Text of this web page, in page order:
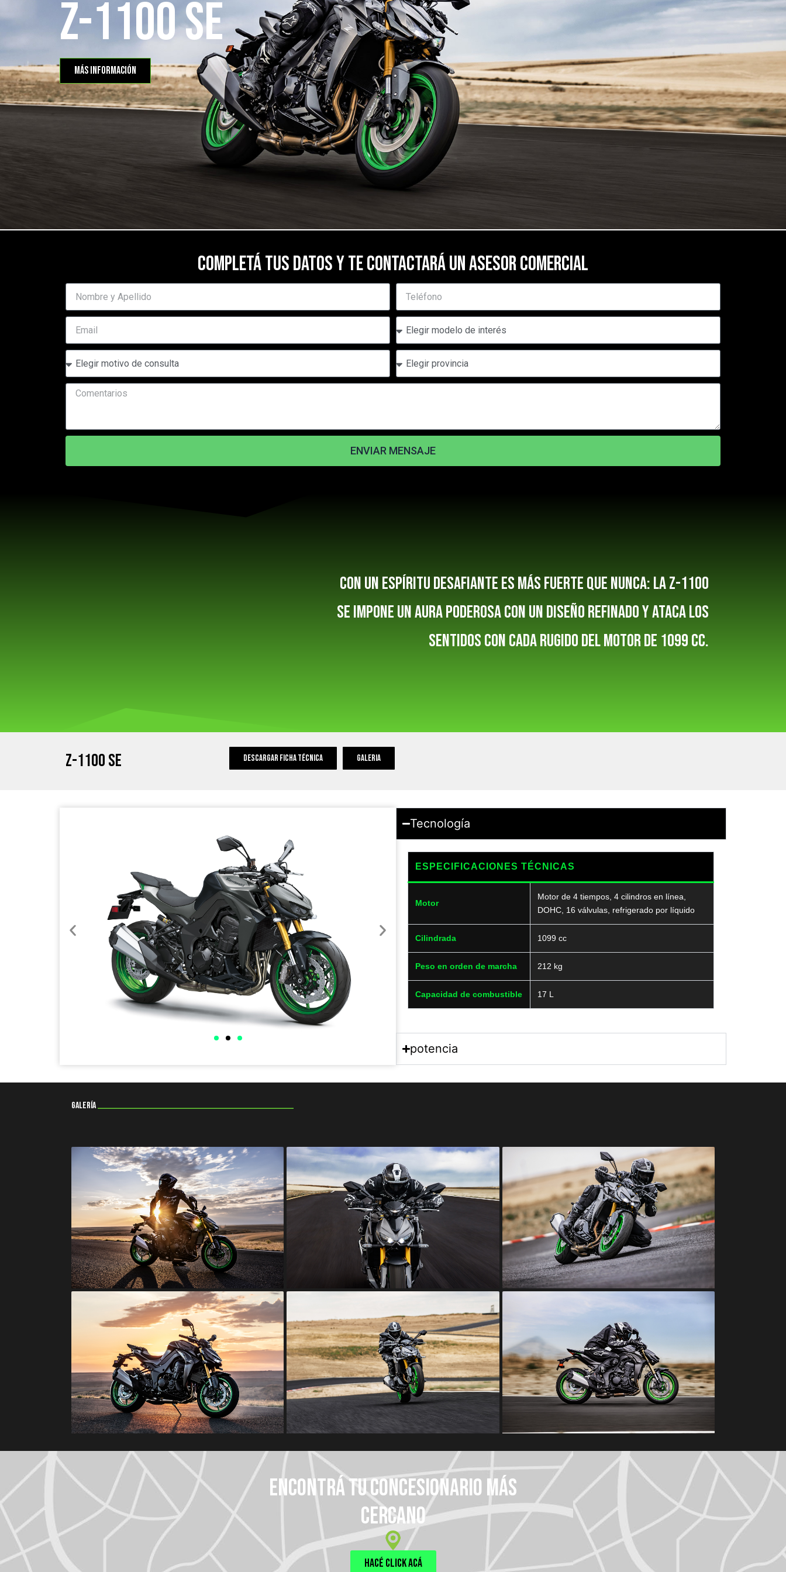
Z-1100 SE
más información
COMPLETÁ TUS DATOS Y TE CONTACTARÁ UN ASESOR COMERCIAL
de
consulta
Comentarios
ENVIAR MENSAJE
Con un espíritu desafiante es más fuerte que nunca: la Z-1100
SE impone un aura poderosa con un diseño refinado y ataca los
sentidos con cada rugido del motor de 1099 cc.
Z-1100 SE Descargar ficha técnica galeria
Tecnología
ESPECIFICACIONES TÉCNICAS
Motor
Motor de 4 tiempos, 4 cilindros en línea,
DOHC, 16 válvulas, refrigerado por líquido
Cilindrada 1099 cc
Peso en orden de marcha 212 kg
Capacidad de combustible 17 L
potencia
galería___________________________________________________________________
encontrá tu concesionario más
cercano
hacé click acá